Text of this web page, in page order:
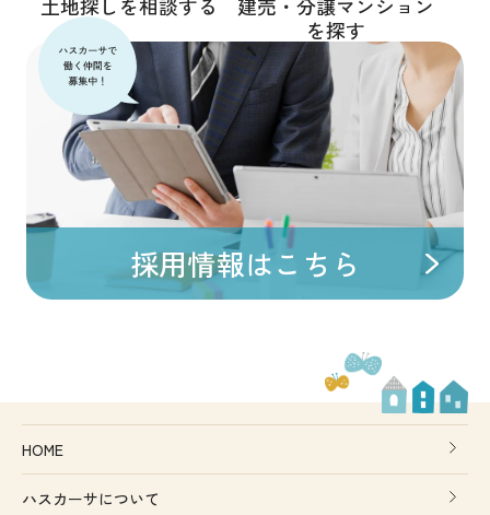
土地探しを相談する
建売・分譲マンション
を探す
採用情報はこちら
HOME
ハスカーサについて